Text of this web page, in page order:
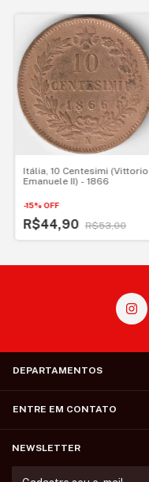
Itália, 10 Centesimi (Vittorio
Emanuele II) - 1866
-15%OFF
R$44,90 R$53,00
DEPARTAMENTOS
ENTRE EM CONTATO
NEWSLETTER